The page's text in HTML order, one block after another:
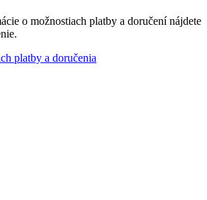
o možnostiach platby a doručení nájdete
platby a doručenia